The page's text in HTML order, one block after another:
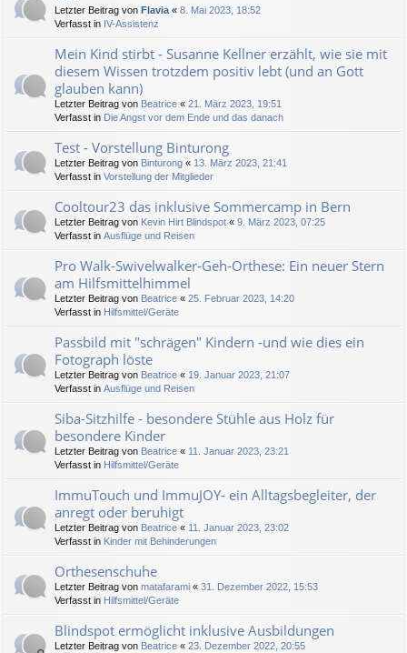
Letzter Beitrag von Flavia « 8. Mai 2023, 18:52
Verfasst in IV-Assistenz
Mein Kind stirbt - Susanne Kellner erzählt, wie sie mit
diesem Wissen trotzdem positiv lebt (und an Gott
glauben kann)
Letzter Beitrag von Beatrice « 21. März 2023, 19:51
Verfasst in Die Angst vor dem Ende und das danach
Test - Vorstellung Binturong
Letzter Beitrag von Binturong « 13. März 2023, 21:41
Verfasst in Vorstellung der Mitglieder
Cooltour23 das inklusive Sommercamp in Bern
Letzter Beitrag von Kevin Hirt Blindspot « 9. März 2023, 07:25
Verfasst in Ausflüge und Reisen
Pro Walk-Swivelwalker-Geh-Orthese: Ein neuer Stern
am Hilfsmittelhimmel
Letzter Beitrag von Beatrice « 25. Februar 2023, 14:20
Verfasst in Hilfsmittel/Geräte
Passbild mit "schrägen" Kindern -und wie dies ein
Fotograph löste
Letzter Beitrag von Beatrice « 19. Januar 2023, 21:07
Verfasst in Ausflüge und Reisen
Siba-Sitzhilfe - besondere Stühle aus Holz für
besondere Kinder
Letzter Beitrag von Beatrice « 11. Januar 2023, 23:21
Verfasst in Hilfsmittel/Geräte
ImmuTouch und ImmuJOY- ein Alltagsbegleiter, der
anregt oder beruhigt
Letzter Beitrag von Beatrice « 11. Januar 2023, 23:02
Verfasst in Kinder mit Behinderungen
Orthesenschuhe
Letzter Beitrag von matafarami « 31. Dezember 2022, 15:53
Verfasst in Hilfsmittel/Geräte
Blindspot ermöglicht inklusive Ausbildungen
Letzter Beitrag von Beatrice « 23. Dezember 2022, 20:55